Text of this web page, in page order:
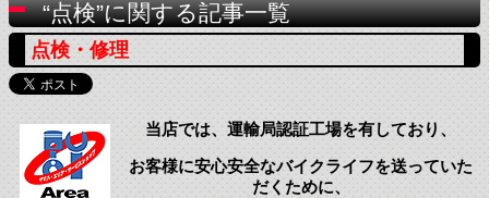
“点検”に関する記事一覧
点検・修理
当店では、運輸局認証工場を有しており、
お客様に安心安全なバイクライフを送っていた
だくために、